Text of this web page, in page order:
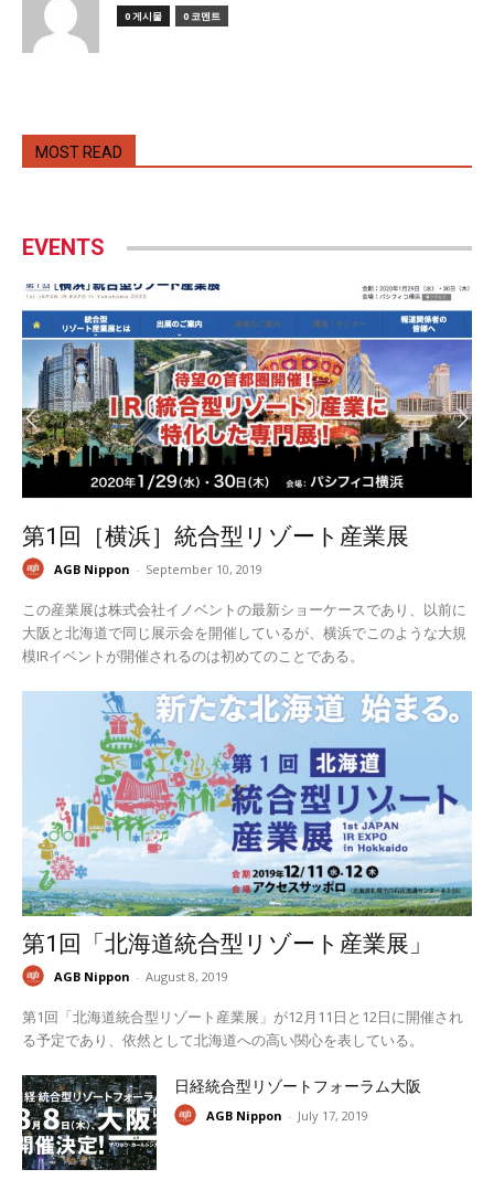
0 게시물 0 코멘트
MOST READ
EVENTS
第1回［横浜］統合型リゾート産業展
AGB Nippon - September 10, 2019
この産業展は株式会社イノベントの最新ショーケースであり、以前に
大阪と北海道で同じ展示会を開催しているが、横浜でこのような大規
模IRイベントが開催されるのは初めてのことである。
第1回「北海道統合型リゾート産業展」
AGB Nippon - August 8, 2019
第1回「北海道統合型リゾート産業展」が12月11日と12日に開催され
る予定であり、依然として北海道への高い関心を表している。
日経統合型リゾートフォーラム大阪
AGB Nippon - July 17, 2019